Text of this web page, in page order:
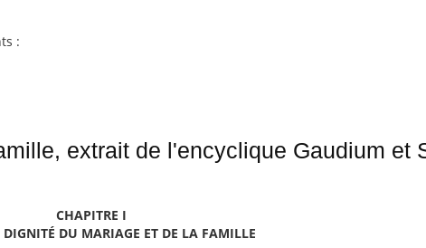
:
extrait de l'encyclique Gaudium et
CHAPITRE I
DIGNITÉ DU MARIAGE ET DE LA FAMILLE